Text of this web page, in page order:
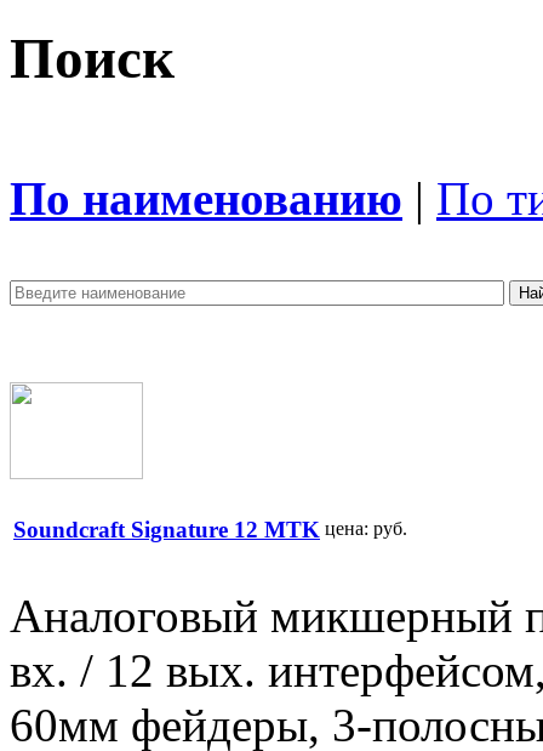
Поиск
По наименованию | По
Soundcraft Signature 12 MTK цена: руб.
Аналоговый микшерный
вх. / 12 вых.
60мм фейдеры, 3-